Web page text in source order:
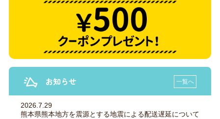
お知らせ 一覧へ
2026.7.29
熊本県熊本地方を震源とする地震による配送遅延について